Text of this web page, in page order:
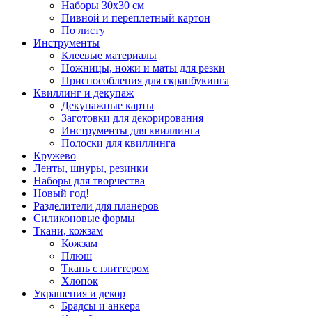
Наборы 30х30 см
Пивной и переплетный картон
По листу
Инструменты
Клеевые материалы
Ножницы, ножи и маты для резки
Приспособления для скрапбукинга
Квиллинг и декупаж
Декупажные карты
Заготовки для декорирования
Инструменты для квиллинга
Полоски для квиллинга
Кружево
Ленты, шнуры, резинки
Наборы для творчества
Новый год!
Разделители для планеров
Силиконовые формы
Ткани, кожзам
Кожзам
Плюш
Ткань с глиттером
Хлопок
Украшения и декор
Брадсы и анкера